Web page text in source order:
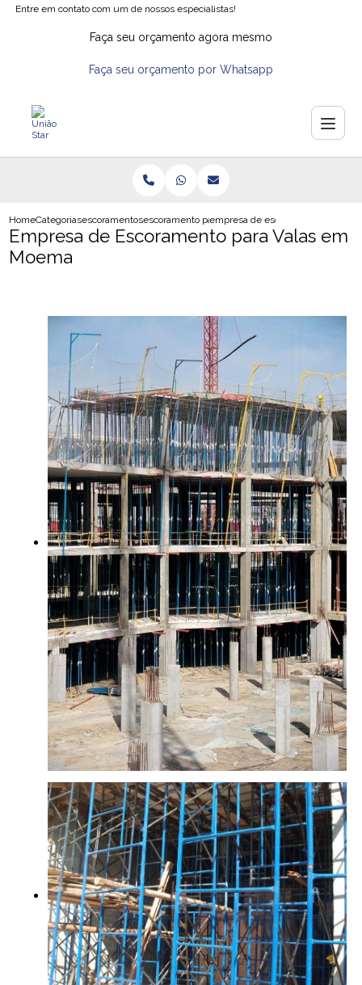
Entre em contato com um de nossos especialistas!
Faça seu orçamento agora mesmo
Faça seu orçamento por Whatsapp
HomeCategoriasescoramentosescoramento para construcao civil
empresa de escoramento para
Empresa de Escoramento para Valas em
Moema